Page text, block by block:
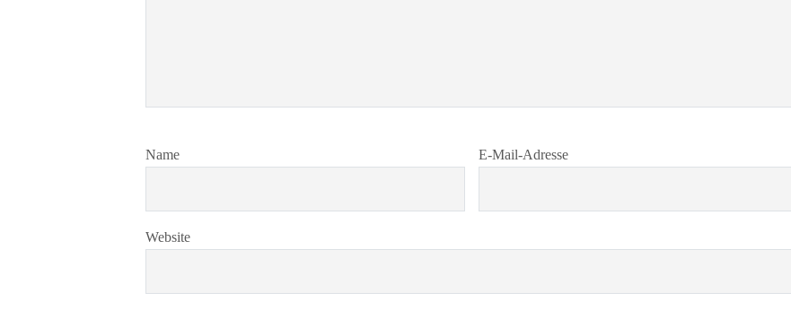
Name E-Mail-Adresse
Website